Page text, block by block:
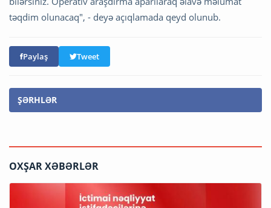
təqdim olunacaq", - deyə açıqlamada qeyd olunub.
Paylaş Tweet
ŞƏRHLƏR
OXŞAR XƏBƏRLƏR